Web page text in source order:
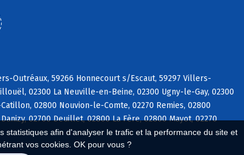
afin d'analyser le trafic et la performance du site et
vos cookies. OK pour vous ?
Outréaux, 59266 Honnecourt s/Escaut, 59297 Villers-
02300 La Neuville-en-Beine, 02300 Ugny-le-Gay, 02300
02800 Nouvion-le-Comte, 02270 Remies, 02800
02700 Deuillet, 02800 La Fère, 02800 Mayot, 02270